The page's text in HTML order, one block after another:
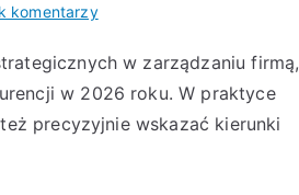
komentarzydo
rozwijać
firmę
dzięki
w zarządzaniu firmą,
w 2026 roku. W praktyce
precyzyjnie wskazać kierunki